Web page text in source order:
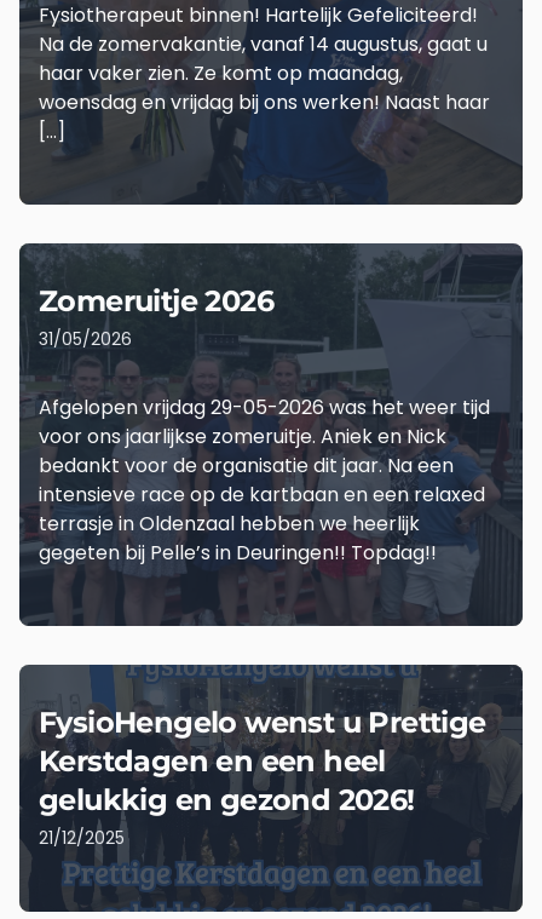
Fysiotherapeut binnen! Hartelijk Gefeliciteerd!
Na de zomervakantie, vanaf 14 augustus, gaat u
haar vaker zien. Ze komt op maandag,
woensdag en vrijdag bij ons werken! Naast haar
[…]
Zomeruitje 2026
31/05/2026
Afgelopen vrijdag 29-05-2026 was het weer tijd
voor ons jaarlijkse zomeruitje. Aniek en Nick
bedankt voor de organisatie dit jaar. Na een
intensieve race op de kartbaan en een relaxed
terrasje in Oldenzaal hebben we heerlijk
gegeten bij Pelle’s in Deuringen!! Topdag!!
FysioHengelo wenst u Prettige
Kerstdagen en een heel
gelukkig en gezond 2026!
21/12/2025